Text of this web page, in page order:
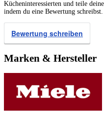
Kücheninteressierten und teile
indem du eine Bewertung schreibst.
Bewertung schreiben
Marken & Hersteller